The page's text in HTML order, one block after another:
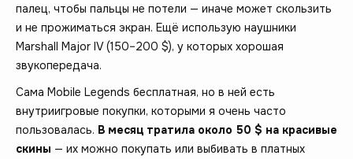
палец, чтобы пальцы не потели — иначе может скользить
и не прожиматься экран. Ещё использую наушники
Marshall Major IV (150–200 $), у которых хорошая
звукопередача.
Сама Mobile Legends бесплатная, но в ней есть
внутриигровые покупки, которыми я очень часто
пользовалась. В месяц тратила около 50 $ на красивые
скины — их можно покупать или выбивать в платных